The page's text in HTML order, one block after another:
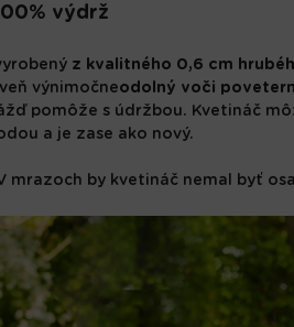
výdrž
z kvalitného 0,6 cm
výnimočneodolný voči
pomôže s údržbou. Kvetináč
a je zase ako nový.
mrazoch by kvetináč nemal byť